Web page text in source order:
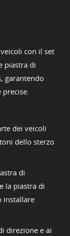
con il set
piastra di
garantendo
dei veicoli
dello sterzo
di
la piastra di
installare
direzione e ai